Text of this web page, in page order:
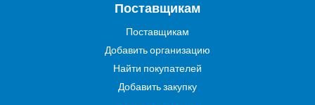
Поставщикам
Поставщикам
Добавить организацию
Найти покупателей
Добавить закупку